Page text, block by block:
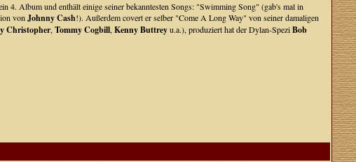
4. Album und enthält einige seiner bekanntesten Songs: "Swimming Song" (gab's mal in
von Johnny Cash!). Außerdem covert er selber "Come A Long Way" von seiner damaligen
Christopher, Tommy Cogbill, Kenny Buttreyu.a.), produziert hat der Dylan-SpeziBob